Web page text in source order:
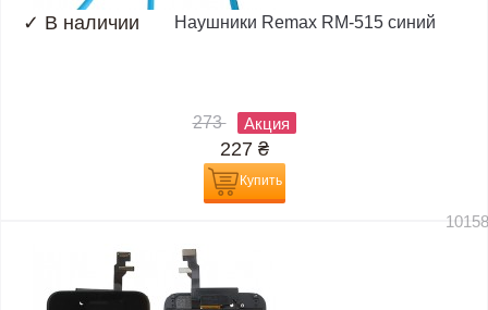
✓ В наличии Наушники Remax RM-515 синий
273 Акция
227 ₴
Купить